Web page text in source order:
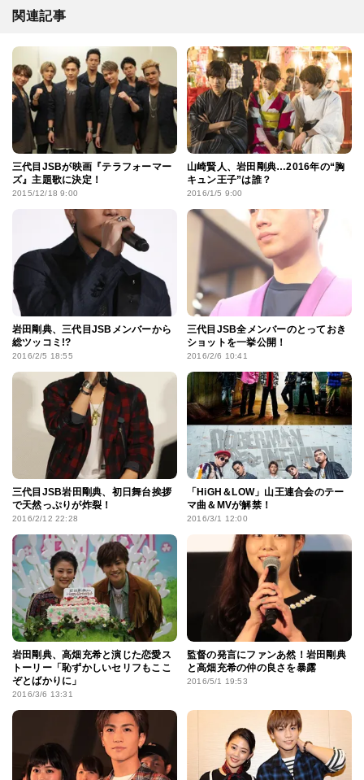
関連記事
三代目JSBが映画『テラフォーマー
ズ』主題歌に決定！
2015/12/18 9:00
山崎賢人、岩田剛典…2016年の“胸
キュン王子”は誰？
2016/1/5 9:00
岩田剛典、三代目JSBメンバーから
総ツッコミ!?
2016/2/5 18:55
三代目JSB全メンバーのとっておき
ショットを一挙公開！
2016/2/6 10:41
三代目JSB岩田剛典、初日舞台挨拶
で天然っぷりが炸裂！
2016/2/12 22:28
「HiGH＆LOW」山王連合会のテー
マ曲＆MVが解禁！
2016/3/1 12:00
岩田剛典、高畑充希と演じた恋愛ス
トーリー「恥ずかしいセリフもここ
ぞとばかりに」
2016/3/6 13:31
監督の発言にファンあ然！岩田剛典
と高畑充希の仲の良さを暴露
2016/5/1 19:53